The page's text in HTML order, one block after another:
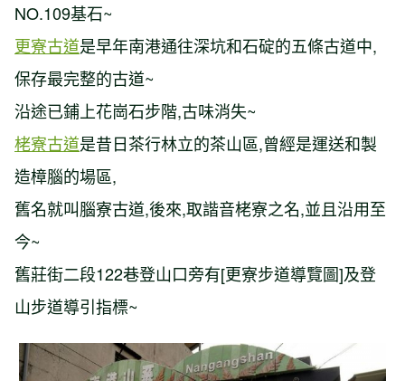
NO.109基石~
更寮古道是早年南港通往深坑和石碇的五條古道中,
保存最完整的古道~
沿途已鋪上花崗石步階,古味消失~
栳寮古道是昔日茶行林立的茶山區,曾經是運送和製
造樟腦的場區,
舊名就叫腦寮古道,後來,取諧音栳寮之名,並且沿用至
今~
舊莊街二段122巷登山口旁有[更寮步道導覽圖]及登
山步道導引指標~